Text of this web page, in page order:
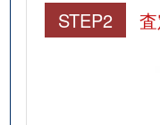
STEP2